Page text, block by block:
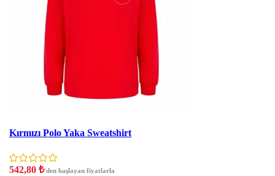
Kırmızı Polo Yaka Sweatshirt
542,80 ₺'den başlayan fiyatlarla